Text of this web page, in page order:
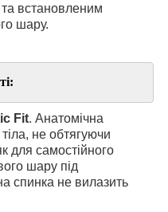
встановленим
шару.
Fit. Анатомічна
не обтягуючи
для самостійного
шару під
спинка не вилазить